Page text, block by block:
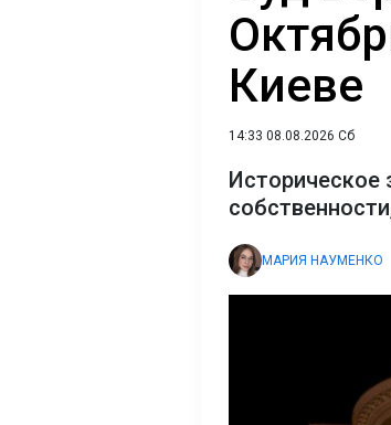
Киеве
14:33 08.08.2026 Сб
Историческое
МАРИЯ НАУМЕНКО